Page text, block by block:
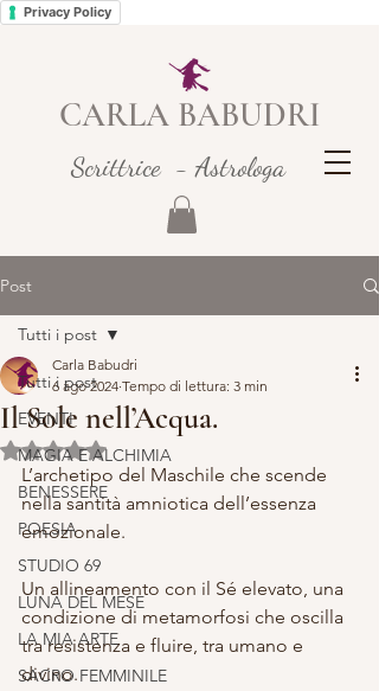
Privacy Policy
CARLA BABUDRI
Scrittrice - Astrologa
Post
Tutti i post
EVENTI
MAGIA E ALCHIMIA
BENESSERE
POESIA
STUDIO 69
LUNA DEL MESE
LA MIA ARTE
SACRO FEMMINILE
Tutti i post
Il Sole nell’Acqua.
Carla Babudri
6 ago 2024 Tempo di lettura: 3 min
Valutazione NaN stelle su 5.
L’archetipo del Maschile che scende
nella santità amniotica dell’essenza
emozionale.
Un allineamento con il Sé elevato, una
condizione di metamorfosi che oscilla
tra resistenza e fluire, tra umano e
divino.